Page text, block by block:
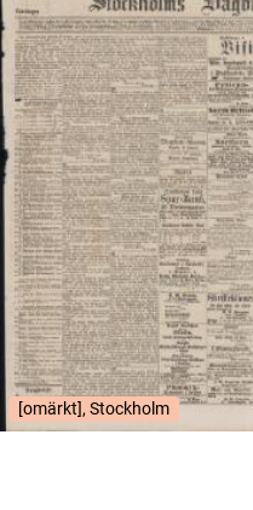
[omärkt], Stockholm